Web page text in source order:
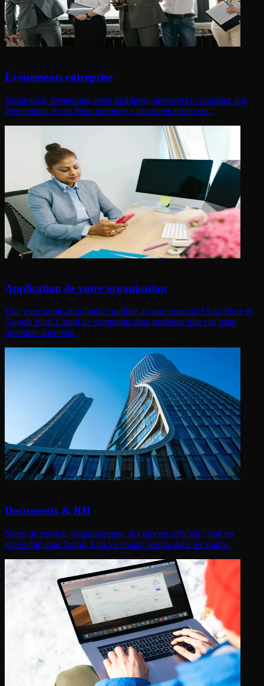
Événements entreprise
Séminaires, formations, team buildings, afterworks : planifiez vos
événements et vos team members s'inscrivent en un clic.
Application de votre organisation
Une vraie application native publiée à votre nom sur l'App Store et
Google Play. L'outil de communication moderne que vos team
members attendent.
Documents & RH
Notes de service, organigramme, documents officiels : tout est
accessible dans l'appli. Fini les emails perdus dans les spams.